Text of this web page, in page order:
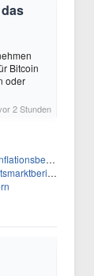
Bitcoin
oder
2 Stunden
halten wird